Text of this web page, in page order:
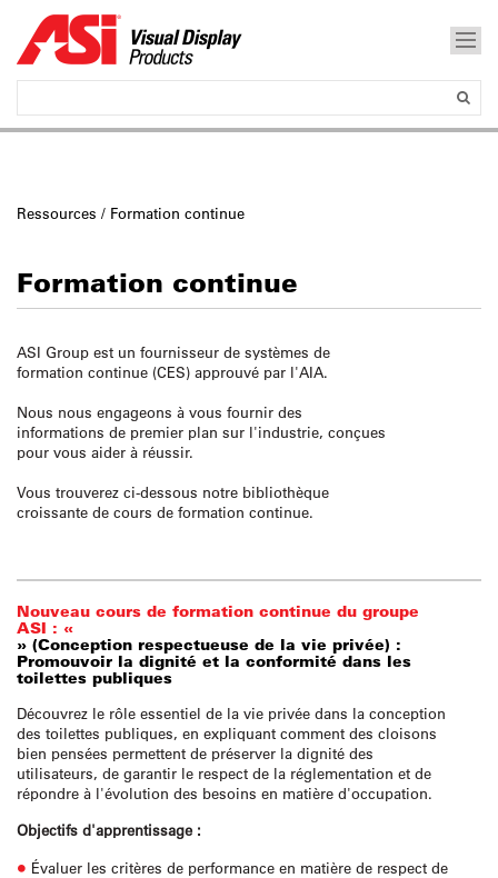
Ressources / Formation continue
Formation continue
ASI Group est un fournisseur de systèmes de
formation continue (CES) approuvé par l'AIA.
Nous nous engageons à vous fournir des
informations de premier plan sur l'industrie, conçues
pour vous aider à réussir.
Vous trouverez ci-dessous notre bibliothèque
croissante de cours de formation continue.
Nouveau cours de formation continue du groupe
ASI : «
» (Conception respectueuse de la vie privée) :
Promouvoir la dignité et la conformité dans les
toilettes publiques
Découvrez le rôle essentiel de la vie privée dans la conception
des toilettes publiques, en expliquant comment des cloisons
bien pensées permettent de préserver la dignité des
utilisateurs, de garantir le respect de la réglementation et de
répondre à l'évolution des besoins en matière d'occupation.
Objectifs d'apprentissage :
Évaluer les critères de performance en matière de respect de